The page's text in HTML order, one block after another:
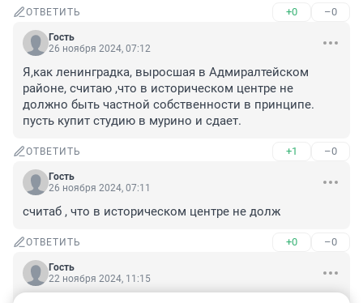
ОТВЕТИТЬ +0 –0
Гость
26 ноября 2024, 07:12
Я,как ленинградка, выросшая в Адмиралтейском
районе, считаю ,что в историческом центре не
должно быть частной собственности в принципе.
пусть купит студию в мурино и сдает.
ОТВЕТИТЬ +1 –0
Гость
26 ноября 2024, 07:11
считаб , что в историческом центре не долж
ОТВЕТИТЬ +0 –0
Гость
22 ноября 2024, 11:15